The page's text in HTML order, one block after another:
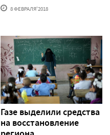
8 ФЕВРАЛЯ'2018
Газе выделили средства
на восстановление